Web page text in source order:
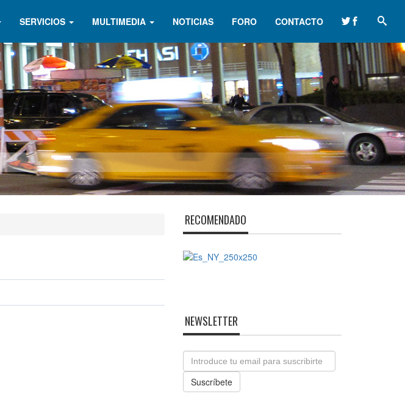
SERVICIOS MULTIMEDIA NOTICIAS FORO CONTACTO
RECOMENDADO
NEWSLETTER
Email
Suscríbete